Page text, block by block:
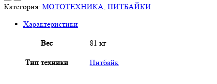
PH
Aquamarine
Категория: МОТОТЕХНИКА, ПИТБАЙКИ
Характеристики
Вес 81 кг
Тип техники Питбайк